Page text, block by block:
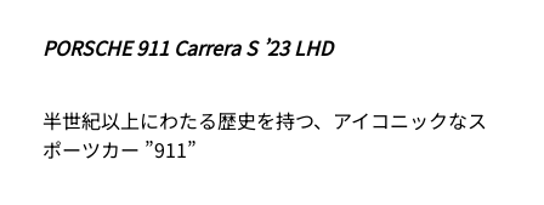
PORSCHE 911 Carrera S ’23 LHD
半世紀以上にわたる歴史を持つ、アイコニックなス
ポーツカー ”911”